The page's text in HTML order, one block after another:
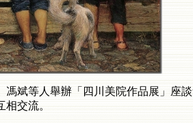
斌等人舉辦「四川美院作品展」座
交流。